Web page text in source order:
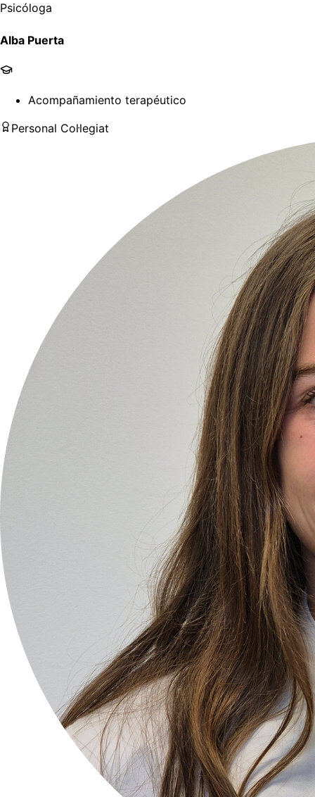
Psicóloga
Alba Puerta
Acompañamiento terapéutico
Personal Col·legiat